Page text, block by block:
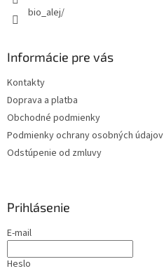
bio_alej/
Informácie pre vás
Kontakty
Doprava a platba
Obchodné podmienky
Podmienky ochrany osobných údajov
Odstúpenie od zmluvy
Prihlásenie
E-mail
Heslo